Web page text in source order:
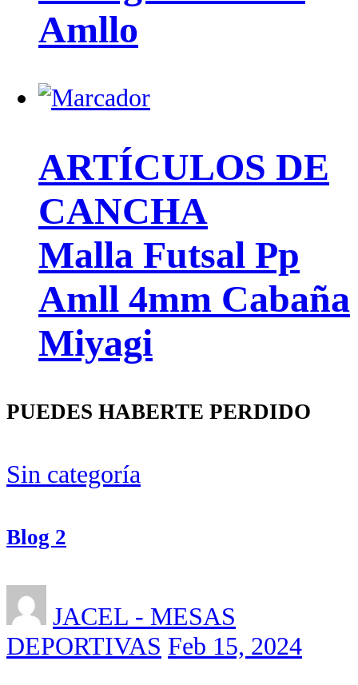
Amllo
ARTÍCULOS DE
CANCHA
Malla Futsal Pp
Amll 4mm Cabaña
Miyagi
PUEDES HABERTE PERDIDO
Sin categoría
Blog 2
JACEL - MESAS
DEPORTIVAS Feb 15, 2024